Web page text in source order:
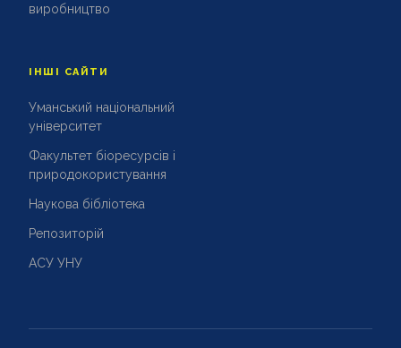
виробництво
ІНШІ САЙТИ
Уманський національний
університет
Факультет біоресурсів і
природокористування
Наукова бібліотека
Репозиторій
АСУ УНУ